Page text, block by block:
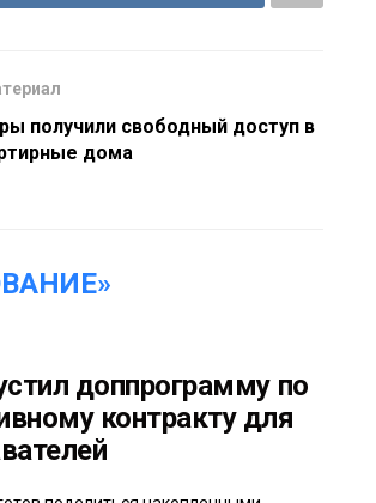
получили свободный доступ в
дома
доппрограмму по
контракту для